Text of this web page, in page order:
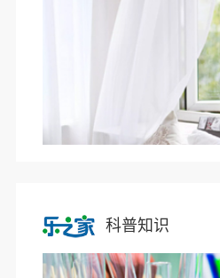
科普知识